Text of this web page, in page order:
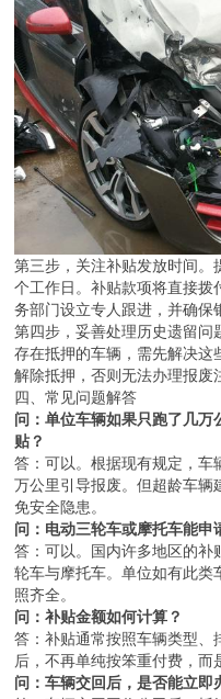
第三步，关注补贴发放时间
个工作日。补贴款项将直接拨
务部门设立专人跟进，并确保
第四步，妥善处理历史遗留问
存在抵押的车辆，需先解决这
解除抵押，否则无法办理报废
四、常见问题解答
问：单位车辆如果只跑了几
贴？
答：可以。根据现有规定，
万公里引导报废。但超龄车辆
免安全隐患。
问：电动三轮车或摩托车能申
答：可以。国内许多地区的补
轮车与摩托车。单位如有此类
照齐全。
问：补贴金额如何计算？
答：补贴通常按照车辆类型、
后，不再单纯按笨重付费，而
问：车辆交回后，是否能立即